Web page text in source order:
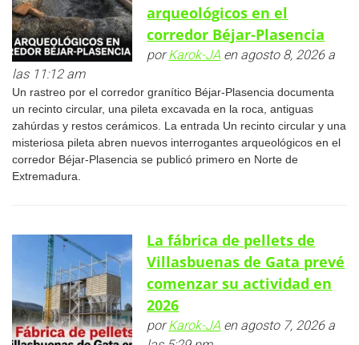
arqueológicos en el
corredor Béjar-Plasencia
porKarok-JA en agosto 8, 2026 a
las 11:12 am
Un rastreo por el corredor granítico Béjar-Plasencia documenta
un recinto circular, una pileta excavada en la roca, antiguas
zahúrdas y restos cerámicos. La entrada Un recinto circular y una
misteriosa pileta abren nuevos interrogantes arqueológicos en el
corredor Béjar-Plasencia se publicó primero en Norte de
Extremadura.
La fábrica de pellets de
Villasbuenas de Gata prevé
comenzar su actividad en
2026
porKarok-JA en agosto 7, 2026 a